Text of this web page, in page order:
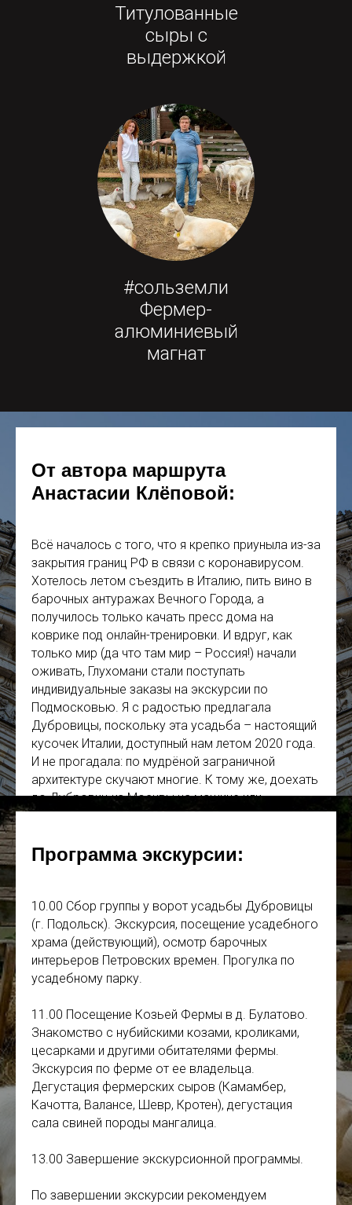
Титулованные
сыры с
выдержкой
#сольземли
Фермер-
алюминиевый
магнат
От автора маршрута
Анастасии Клёповой:
Всё началось с того, что я крепко приуныла из-за
закрытия границ РФ в связи с коронавирусом.
Хотелось летом съездить в Италию, пить вино в
барочных антуражах Вечного Города, а
получилось только качать пресс дома на
коврике под онлайн-тренировки. И вдруг, как
только мир (да что там мир – Россия!) начали
оживать, Глухомани стали поступать
индивидуальные заказы на экскурсии по
Подмосковью. Я с радостью предлагала
Дубровицы, поскольку эта усадьба – настоящий
кусочек Италии, доступный нам летом 2020 года.
И не прогадала: по мудрёной заграничной
архитектуре скучают многие. К тому же, доехать
до Дубровиц из Москвы на машине или
общественным транспортом легче лёгкого:
электричкой.
Дубровицами ферму, где создают титулованные
сыры, не уступающие изысканным европейским,
и устраивают достойные дегустации. Так
внезапно из пары Подмосковных сокровищ
сложился этот лёгкий и бюджетный маршрут.
Программа экскурсии:
10.00 Сбор группы у ворот усадьбы Дубровицы
(г. Подольск). Экскурсия, посещение усадебного
храма (действующий), осмотр барочных
интерьеров Петровских времен. Прогулка по
усадебному парку.
11.00 Посещение Козьей Фермы в д. Булатово.
Знакомство с нубийскими козами, кроликами,
цесарками и другими обитателями фермы.
Экскурсия по ферме от ее владельца.
Дегустация фермерских сыров (Камамбер,
Качотта, Валансе, Шевр, Кротен), дегустация
сала свиней породы мангалица.
13.00 Завершение экскурсионной программы.
По завершении экскурсии рекомендуем